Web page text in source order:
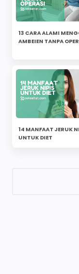
13 CARA ALAMI
AMBEIEN TANPA
14 MANFAAT JERUK
UNTUK DIET